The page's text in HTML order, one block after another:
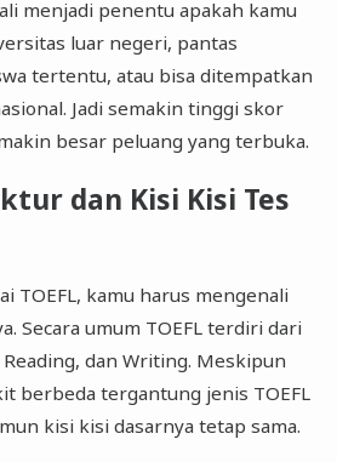
menjadi penentu apakah kamu
luar negeri, pantas
tertentu, atau bisa ditempatkan
Jadi semakin tinggi skor
besar peluang yang terbuka.
dan Kisi Kisi Tes
TOEFL, kamu harus mengenali
Secara umum TOEFL terdiri dari
dan Writing. Meskipun
berbeda tergantung jenis TOEFL
kisi kisi dasarnya tetap sama.